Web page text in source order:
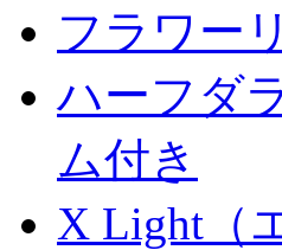
フラワー
ハーフダ
ム付き
X Light（